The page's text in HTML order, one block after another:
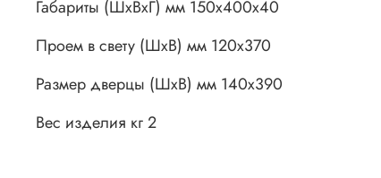
Габариты (ШхВхГ) мм 150х400х40
Проем в свету (ШхВ) мм 120х370
Размер дверцы (ШхВ) мм 140х390
Вес изделия кг 2